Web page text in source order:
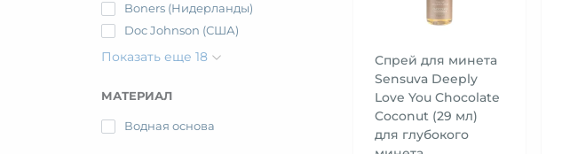
Boners (Нидерланды)
Doc Johnson (США)
Показать еще 18
МАТЕРИАЛ
Водная основа
Спрей для минета
Sensuva Deeply
Love You Chocolate
Coconut (29 мл)
для глубокого